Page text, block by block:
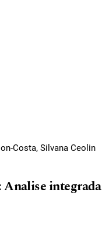
Costa, Silvana Ceolin
integrada